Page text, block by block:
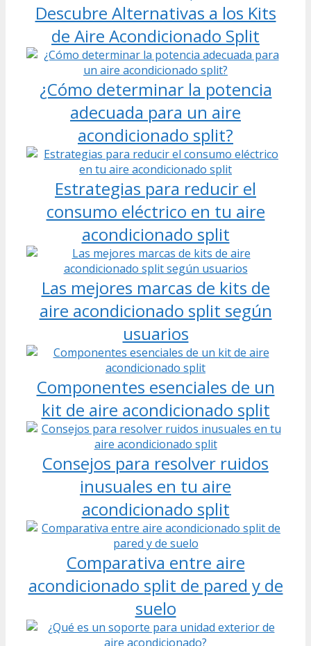
Descubre Alternativas a los Kits
de Aire Acondicionado Split
¿Cómo determinar la potencia
adecuada para un aire
acondicionado split?
Estrategias para reducir el
consumo eléctrico en tu aire
acondicionado split
Las mejores marcas de kits de
aire acondicionado split según
usuarios
Componentes esenciales de un
kit de aire acondicionado split
Consejos para resolver ruidos
inusuales en tu aire
acondicionado split
Comparativa entre aire
acondicionado split de pared y de
suelo